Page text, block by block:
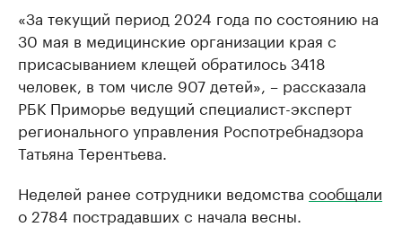
«За текущий период 2024 года по состоянию на
30 мая в медицинские организации края с
присасыванием клещей обратилось 3418
человек, в том числе 907 детей», – рассказала
РБК Приморье ведущий специалист-эксперт
регионального управления Роспотребнадзора
Татьяна Терентьева.
Неделей ранее сотрудники ведомства сообщали
о 2784 пострадавших с начала весны.